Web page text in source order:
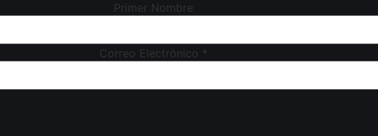
Primer Nombre
Correo Electrónico *